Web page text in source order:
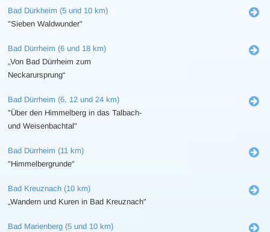
Bad Dürkheim (5 und 10 km)
"Sieben Waldwunder"
Bad Dürrheim (6 und 18 km)
„Von Bad Dürrheim zum
Neckarursprung“
Bad Dürrheim (6, 12 und 24 km)
"Über den Himmelberg in das Talbach-
und Weisenbachtal"
Bad Dürrheim (11 km)
"Himmelbergrunde"
Bad Kreuznach (10 km)
„Wandern und Kuren in Bad Kreuznach"
Bad Marienberg (5 und 10 km)